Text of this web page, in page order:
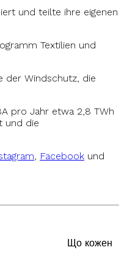
und teilte ihre eigenen
Textilien und
der Windschutz, die
pro Jahr etwa 2,8 TWh
und die
, Facebook und
Що кожен